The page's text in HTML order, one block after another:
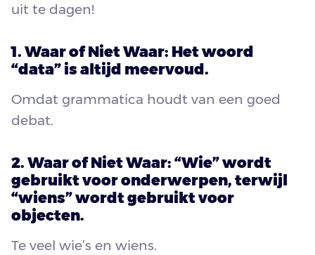
uit te dagen!
1. Waar of Niet Waar: Het woord
“data” is altijd meervoud.
Omdat grammatica houdt van een goed
debat.
2. Waar of Niet Waar: “Wie” wordt
gebruikt voor onderwerpen, terwijl
“wiens” wordt gebruikt voor
objecten.
Te veel wie’s en wiens.